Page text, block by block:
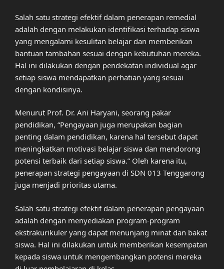
Salah satu strategi efektif dalam penerapan remedial
adalah dengan melakukan identifikasi terhadap siswa
yang mengalami kesulitan belajar dan memberikan
bantuan tambahan sesuai dengan kebutuhan mereka.
Hal ini dilakukan dengan pendekatan individual agar
setiap siswa mendapatkan perhatian yang sesuai
dengan kondisinya.
Menurut Prof. Dr. Ani Haryani, seorang pakar
pendidikan, “Pengayaan juga merupakan bagian
penting dalam pendidikan, karena hal tersebut dapat
meningkatkan motivasi belajar siswa dan mendorong
potensi terbaik dari setiap siswa.” Oleh karena itu,
penerapan strategi pengayaan di SDN 013 Tenggarong
juga menjadi prioritas utama.
Salah satu strategi efektif dalam penerapan pengayaan
adalah dengan menyediakan program-program
ekstrakurikuler yang dapat menunjang minat dan bakat
siswa. Hal ini dilakukan untuk memberikan kesempatan
kepada siswa untuk mengembangkan potensi mereka